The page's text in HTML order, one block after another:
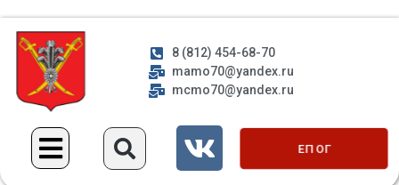
8 (812) 454-68-70
mamo70@yandex.ru
mcmo70@yandex.ru
ЕП ОГ